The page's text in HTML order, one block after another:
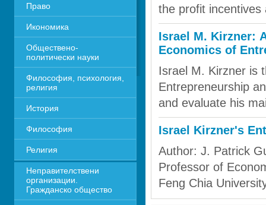
Право
Икономика
Обществено-
политически науки
Философия, психология,
религия
История
Философия
Религия
Неправителствени
организации.
Гражданско общество
the profit
Israel M. Kirzner:
Economics of
Israel M. Kirzner is
Entrepreneurship
and evaluate his
Israel Kirzner's
Author: J. Patrick
Professor of
Feng Chia